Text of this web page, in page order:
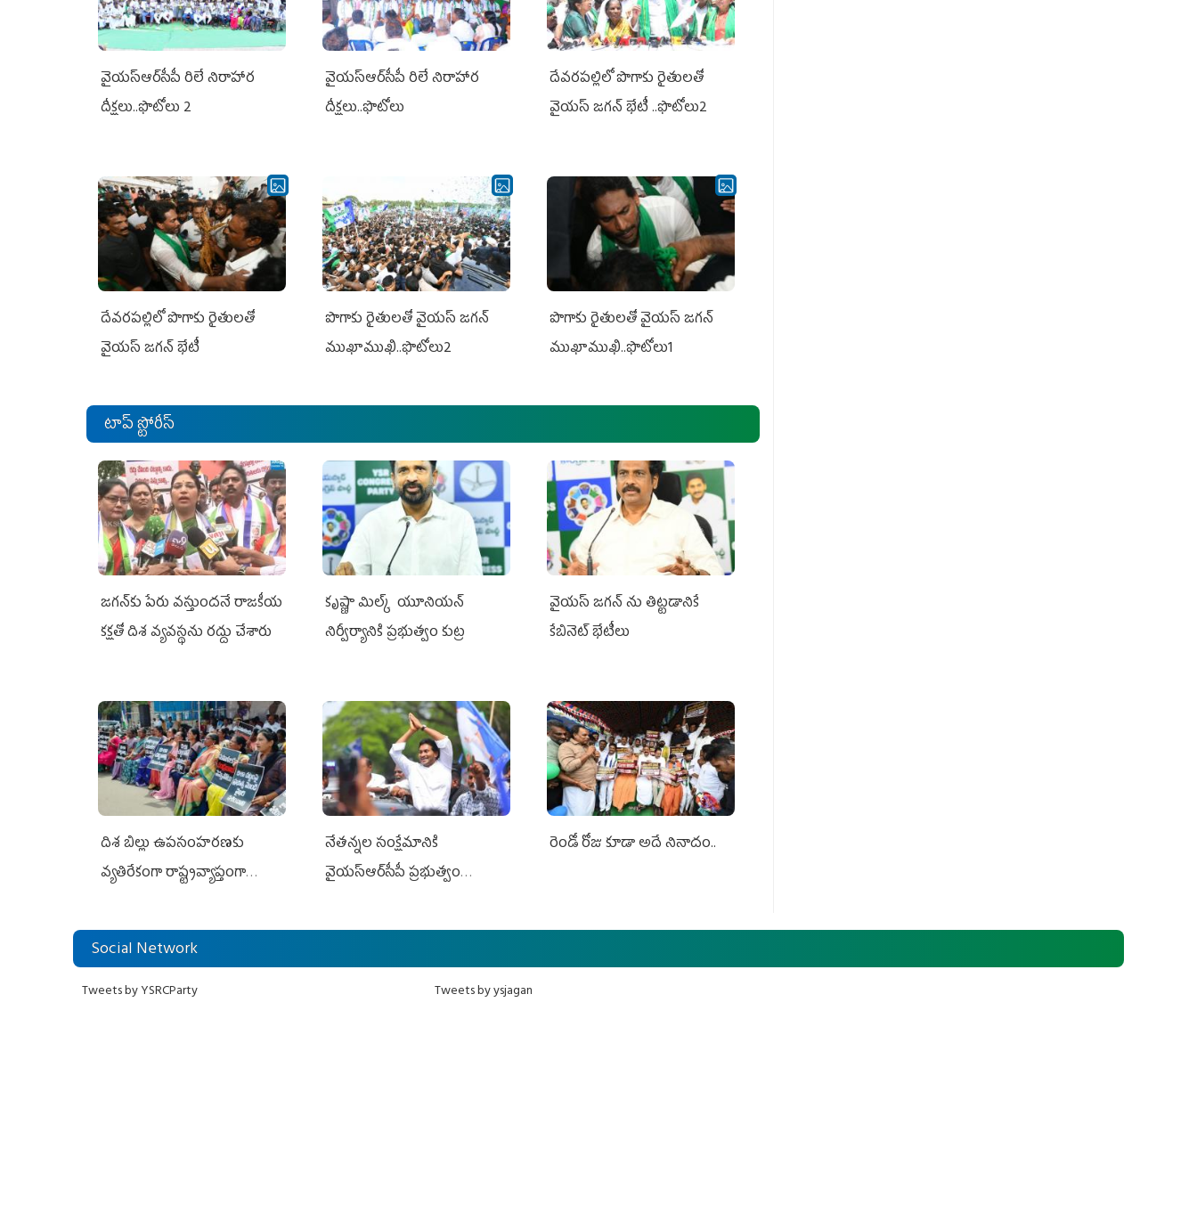
వైయ‌స్ఆర్‌సీపీ రిలే నిరాహార
దీక్షలు..ఫొటోలు 2
వైయ‌స్ఆర్‌సీపీ రిలే నిరాహార
దీక్షలు..ఫొటోలు
దేవరపల్లిలో పొగాకు రైతులతో
వైయస్ జగన్ భేటీ ..ఫొటోలు2
దేవరపల్లిలో పొగాకు రైతులతో
వైయస్ జగన్ భేటీ
పొగాకు రైతుల‌తో వైయ‌స్ జ‌గ‌న్
ముఖాముఖి..ఫొటోలు2
పొగాకు రైతుల‌తో వైయ‌స్ జ‌గ‌న్
ముఖాముఖి..ఫొటోలు1
టాప్ స్టోరీస్
జగన్‌కు పేరు వస్తుందనే రాజకీయ
కక్షతో దిశ వ్య‌వ‌స్థ‌ను రద్దు చేశారు
కృష్ణా మిల్క్‌ యూనియన్‌
నిర్వీర్యానికి ప్రభుత్వం కుట్ర
వైయ‌స్ జగన్‌ ను తిట్టడానికే
కేబినెట్‌ భేటీలు
దిశ బిల్లు ఉపసంహరణకు
వ్యతిరేకంగా రాష్ట్రవ్యాప్తంగా
ఆందోళనలు
నేతన్నల సంక్షేమానికి
వైయ‌స్ఆర్‌సీపీ ప్రభుత్వం
రెండో రోజు కూడా అదే నినాదం..
Social Network
Tweets by YSRCParty Tweets by ysjagan